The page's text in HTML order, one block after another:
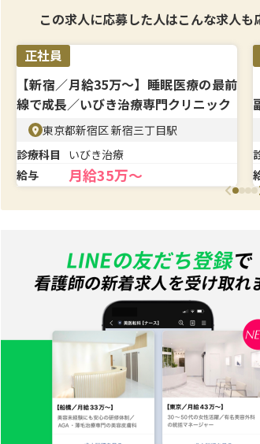
この求人に応募した人はこんな求人も
正社員
【新宿／月給35万〜】睡眠医療の最前
線で成長／いびき治療専門クリニック
東京都新宿区 新宿三丁目駅
診療科目
いびき治療
給与
月給35万〜